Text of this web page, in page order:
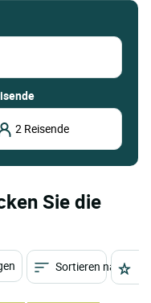
Sie die
Sortieren nach